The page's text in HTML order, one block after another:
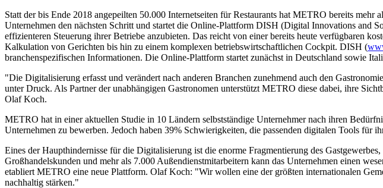
Statt der bis Ende 2018 angepeilten 50.000 Internetseiten für Restaurants hat METRO bereits
Unternehmen den nächsten Schritt und startet die Online-Plattform DISH (Digital Innovations and
effizienteren Steuerung ihrer Betriebe anzubieten. Das reicht von einer bereits heute verfügbaren
Kalkulation von Gerichten bis hin zu einem komplexen betriebswirtschaftlichen Cockpit. DISH (
branchenspezifischen Informationen. Die Online-Plattform startet zunächst in Deutschland sowie
"Die Digitalisierung erfasst und verändert nach anderen Branchen zunehmend auch den
unter Druck. Als Partner der unabhängigen Gastronomen unterstützt METRO diese dabei, ihre
Olaf Koch.
METRO hat in einer aktuellen Studie in 10 Ländern selbstständige Unternehmer nach ihren
Unternehmen zu bewerben. Jedoch haben 39% Schwierigkeiten, die passenden digitalen Tools für
Eines der Haupthindernisse für die Digitalisierung ist die enorme Fragmentierung des
Großhandelskunden und mehr als 7.000 Außendienstmitarbeitern kann das Unternehmen einen
etabliert METRO eine neue Plattform. Olaf Koch: "Wir wollen eine der größten internationalen
nachhaltig stärken."